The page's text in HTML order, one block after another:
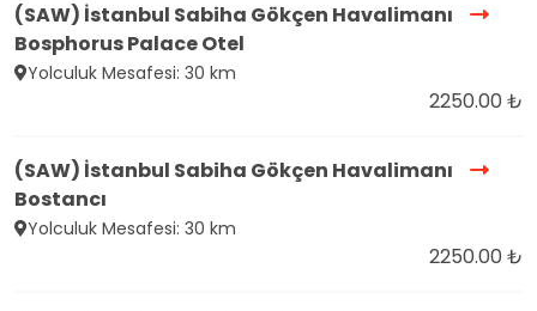
(SAW) İstanbul Sabiha Gökçen Havalimanı
Bosphorus Palace Otel
Yolculuk Mesafesi: 30 km
2250.00 ₺
(SAW) İstanbul Sabiha Gökçen Havalimanı
Bostancı
Yolculuk Mesafesi: 30 km
2250.00 ₺